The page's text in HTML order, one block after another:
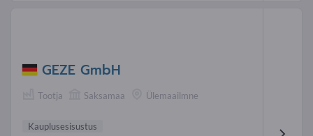
GEZE GmbH
Tootja Saksamaa Ülemaailmne
Kauplusesisustus